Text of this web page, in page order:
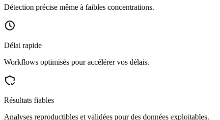
Détection précise même à faibles concentrations.
Délai rapide
Workflows optimisés pour accélérer vos délais.
Résultats fiables
Analyses reproductibles et validées pour des données exploitables.